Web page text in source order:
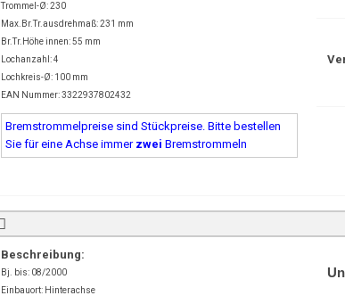
Trommel-Ø: 230
Max.Br.Tr.ausdrehmaß: 231 mm
Br.Tr.Höhe innen: 55 mm
Lochanzahl: 4
Lochkreis-Ø: 100 mm
EAN Nummer: 3322937802432
Bremstrommelpreise sind Stückpreise. Bitte bestellen
Sie für eine Achse immer zwei Bremstrommeln
Beschreibung:
Bj. bis: 08/2000
Einbauort: Hinterachse